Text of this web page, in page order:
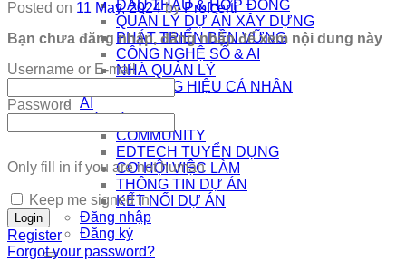
ĐẤU THẦU & HỢP ĐỒNG
QUẢN LÝ DỰ ÁN XÂY DỰNG
PHÁT TRIỂN BỀN VỮNG
CÔNG NGHỆ SỐ & AI
NHÀ QUẢN LÝ
THƯƠNG HIỆU CÁ NHÂN
AI
Kết Nối
COMMUNITY
EDTECH TUYỂN DỤNG
CƠ HỘI VIỆC LÀM
THÔNG TIN DỰ ÁN
KẾT NỐI DỰ ÁN
Đăng nhập
Đăng ký
Posted on 11 May, 2024 byProfcerti
Bạn chưa đăng nhập, đăng nhập để xem nội dung này
Username or E-mail
Password
Only fill in if you are not human
Keep me signed in
Register
Forgot your password?